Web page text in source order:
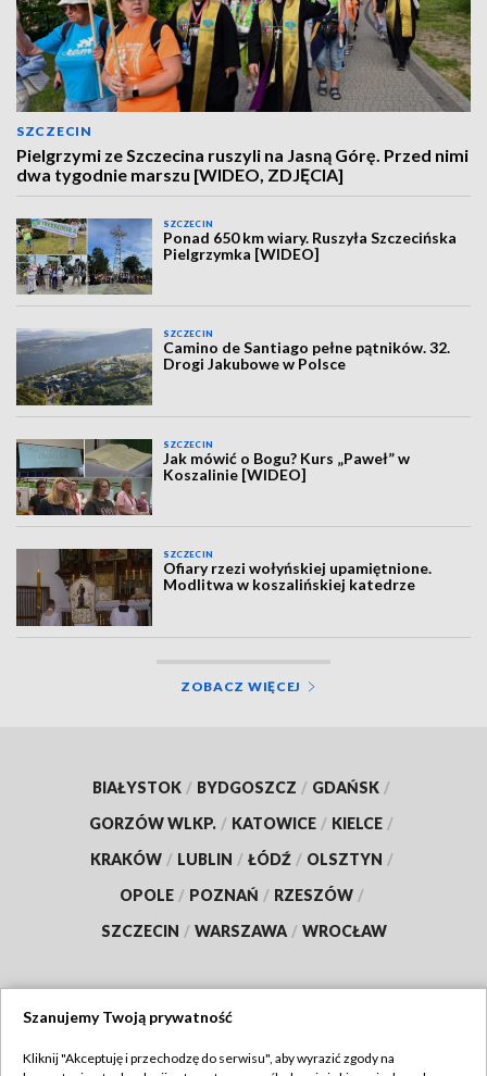
SZCZECIN
Pielgrzymi ze Szczecina ruszyli na Jasną Górę. Przed nimi
dwa tygodnie marszu [WIDEO, ZDJĘCIA]
SZCZECIN
Ponad 650 km wiary. Ruszyła Szczecińska
Pielgrzymka [WIDEO]
SZCZECIN
Camino de Santiago pełne pątników. 32.
Drogi Jakubowe w Polsce
SZCZECIN
Jak mówić o Bogu? Kurs „Paweł” w
Koszalinie [WIDEO]
SZCZECIN
Ofiary rzezi wołyńskiej upamiętnione.
Modlitwa w koszalińskiej katedrze
ZOBACZ WIĘCEJ
BIAŁYSTOK / BYDGOSZCZ / GDAŃSK /
GORZÓW WLKP. / KATOWICE / KIELCE /
KRAKÓW / LUBLIN / ŁÓDŹ / OLSZTYN /
OPOLE / POZNAŃ / RZESZÓW /
SZCZECIN / WARSZAWA / WROCŁAW
Szanujemy Twoją prywatność
Kliknij "Akceptuję i przechodzę do serwisu", aby wyrazić zgody na